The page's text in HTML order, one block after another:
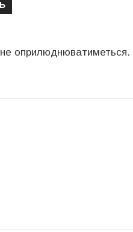
оприлюднюватиметься.